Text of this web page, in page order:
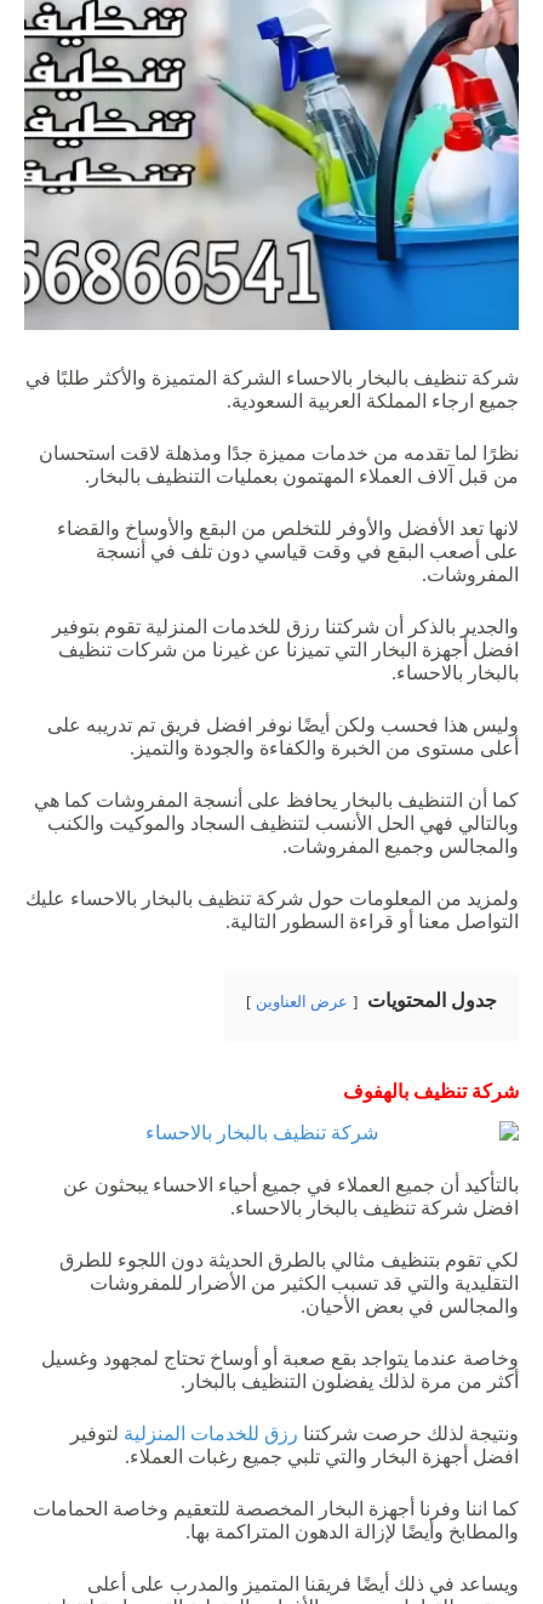
شركة تنظيف بالبخار بالاحساء الشركة المتميزة والأكثر طلبًا في
جميع ارجاء المملكة العربية السعودية.
نظرًا لما تقدمه من خدمات مميزة جدًا ومذهلة لاقت استحسان
من قبل آلاف العملاء المهتمون بعمليات التنظيف بالبخار.
لانها تعد الأفضل والأوفر للتخلص من البقع والأوساخ والقضاء
على أصعب البقع في وقت قياسي دون تلف في أنسجة
المفروشات.
والجدير بالذكر أن شركتنا رزق للخدمات المنزلية تقوم بتوفير
افضل أجهزة البخار التي تميزنا عن غيرنا من شركات تنظيف
بالبخار بالاحساء.
وليس هذا فحسب ولكن أيضًا نوفر افضل فريق تم تدريبه على
أعلى مستوى من الخبرة والكفاءة والجودة والتميز.
كما أن التنظيف بالبخار يحافظ على أنسجة المفروشات كما هي
وبالتالي فهي الحل الأنسب لتنظيف السجاد والموكيت والكنب
والمجالس وجميع المفروشات.
ولمزيد من المعلومات حول شركة تنظيف بالبخار بالاحساء عليك
التواصل معنا أو قراءة السطور التالية.
جدول المحتويات عرض العناوين
شركة تنظيف بالهفوف
بالتأكيد أن جميع العملاء في جميع أحياء الاحساء يبحثون عن
افضل شركة تنظيف بالبخار بالاحساء.
لكي تقوم بتنظيف مثالي بالطرق الحديثة دون اللجوء للطرق
التقليدية والتي قد تسبب الكثير من الأضرار للمفروشات
والمجالس في بعض الأحيان.
وخاصة عندما يتواجد بقع صعبة أو أوساخ تحتاج لمجهود وغسيل
أكثر من مرة لذلك يفضلون التنظيف بالبخار.
ونتيجة لذلك حرصت شركتنا رزق للخدمات المنزلية لتوفير
افضل أجهزة البخار والتي تلبي جميع رغبات العملاء.
كما اننا وفرنا أجهزة البخار المخصصة للتعقيم وخاصة الحمامات
والمطابخ وأيضًا لإزالة الدهون المتراكمة بها.
ويساعد في ذلك أيضًا فريقنا المتميز والمدرب على أعلى